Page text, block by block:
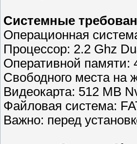
Системные
Операционная
Процессор: 2.2 Ghz
Оперативной памяти:
Свободного места на
Видеокарта: 512 MB
Файловая система:
Важно: перед